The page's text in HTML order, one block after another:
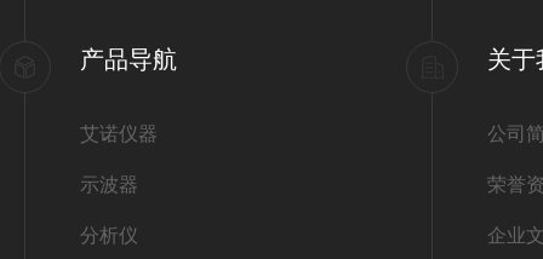
产品导航
艾诺仪器
示波器
分析仪
关于
公司
荣誉
企业